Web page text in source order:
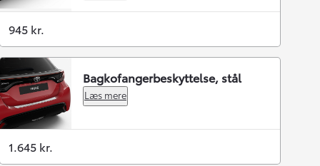
945 kr.
Bagkofangerbeskyttelse, stål
Læs mere
1.645 kr.